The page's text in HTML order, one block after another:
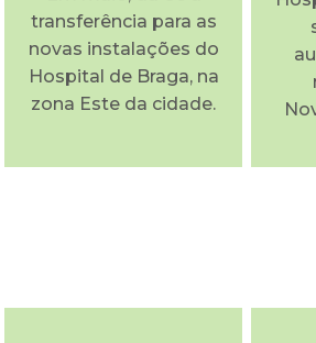
transferência para as
novas instalações do
Hospital de Braga, na
zona Este da cidade.